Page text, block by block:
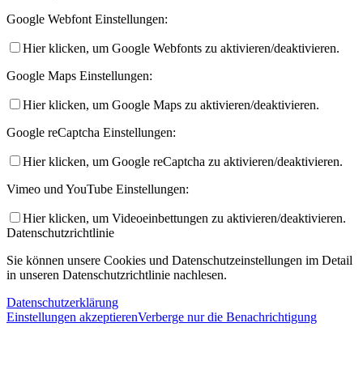
Google Webfont Einstellungen:
Hier klicken, um Google Webfonts zu aktivieren/deaktivieren.
Google Maps Einstellungen:
Hier klicken, um Google Maps zu aktivieren/deaktivieren.
Google reCaptcha Einstellungen:
Hier klicken, um Google reCaptcha zu aktivieren/deaktivieren.
Vimeo und YouTube Einstellungen:
Hier klicken, um Videoeinbettungen zu aktivieren/deaktivieren.
Datenschutzrichtlinie
Sie können unsere Cookies und Datenschutzeinstellungen im Detail
in unseren Datenschutzrichtlinie nachlesen.
Datenschutzerklärung
Einstellungen akzeptierenVerberge nur die Benachrichtigung